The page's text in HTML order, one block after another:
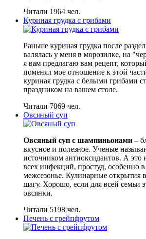
Читали 1964 чел.
Куриная грудка с грибами
Раньше куриная грудка после
валялась у меня в морозилке, на
я вам предлагаю вам рецепт,
поменял мое отношение к этой
куриная грудка с белыми грибами
праздником на вашем столе.
Читали 7069 чел.
Овсяный суп
Овсяный суп с шампиньонами –
вкусное и полезное. Ученые
источником антиоксидантов. А это
всех инфекций, простуд, особенно
межсезонье. Кулинарные
шагу. Хорошо, если для всей семьи
овсянки.
Читали 5198 чел.
Печень с грейпфрутом